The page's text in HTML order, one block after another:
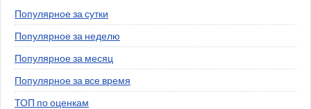
Популярное за сутки
Популярное за неделю
Популярное за месяц
Популярное за все время
ТОП по оценкам